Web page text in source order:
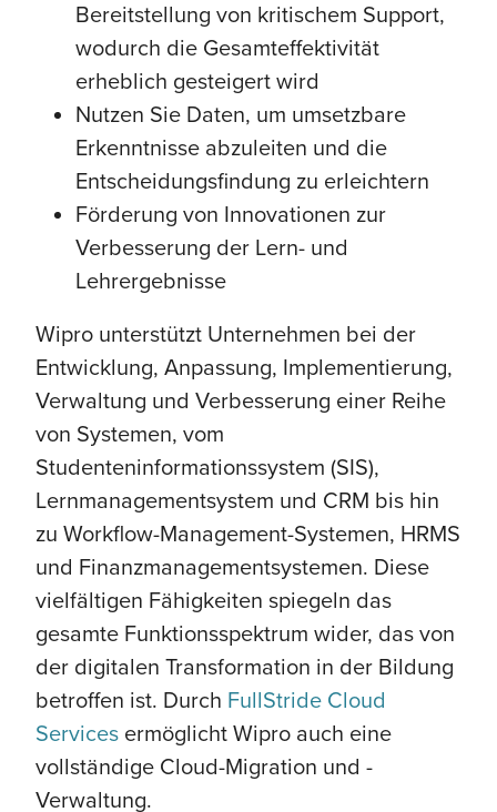
Bereitstellung von kritischem Support,
wodurch die Gesamteffektivität
erheblich gesteigert wird
Nutzen Sie Daten, um umsetzbare
Erkenntnisse abzuleiten und die
Entscheidungsfindung zu erleichtern
Förderung von Innovationen zur
Verbesserung der Lern- und
Lehrergebnisse
Wipro unterstützt Unternehmen bei der
Entwicklung, Anpassung, Implementierung,
Verwaltung und Verbesserung einer Reihe
von Systemen, vom
Studenteninformationssystem (SIS),
Lernmanagementsystem und CRM bis hin
zu Workflow-Management-Systemen, HRMS
und Finanzmanagementsystemen. Diese
vielfältigen Fähigkeiten spiegeln das
gesamte Funktionsspektrum wider, das von
der digitalen Transformation in der Bildung
betroffen ist. Durch FullStride Cloud
Services ermöglicht Wipro auch eine
vollständige Cloud-Migration und -
Verwaltung.